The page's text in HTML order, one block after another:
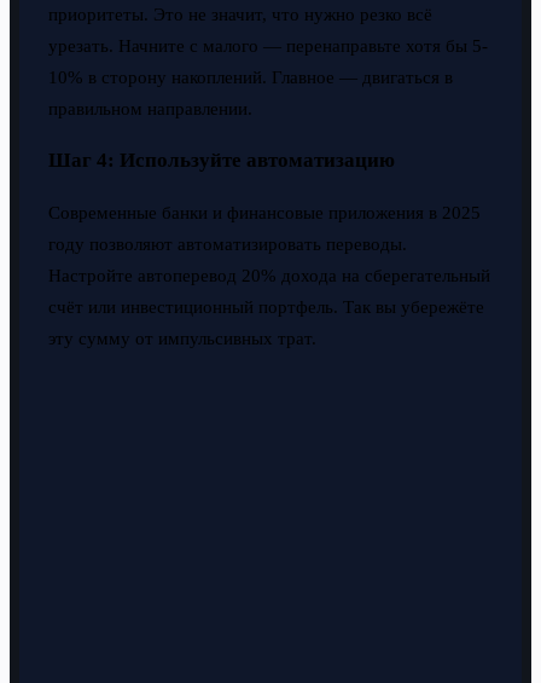
приоритеты. Это не значит, что нужно резко всё
урезать. Начните с малого — перенаправьте хотя бы 5-
10% в сторону накоплений. Главное — двигаться в
правильном направлении.
Шаг 4: Используйте автоматизацию
Современные банки и финансовые приложения в 2025
году позволяют автоматизировать переводы.
Настройте автоперевод 20% дохода на сберегательный
счёт или инвестиционный портфель. Так вы убережёте
эту сумму от импульсивных трат.